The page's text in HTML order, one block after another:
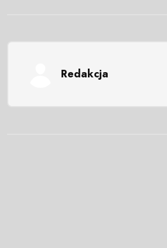
Redakcja